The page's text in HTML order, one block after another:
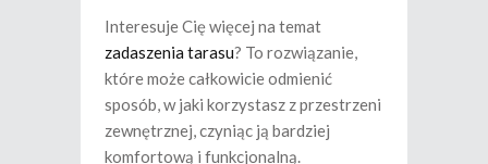
Interesuje Cię więcej na temat
zadaszenia tarasu? To rozwiązanie,
które może całkowicie odmienić
sposób, w jaki korzystasz z przestrzeni
zewnętrznej, czyniąc ją bardziej
komfortową i funkcjonalną.